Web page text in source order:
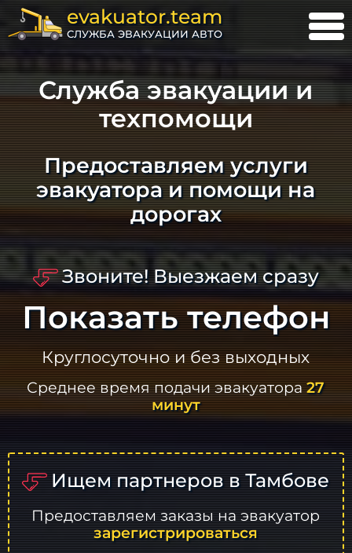
evakuator.team
СЛУЖБА ЭВАКУАЦИИ АВТО
Служба эвакуации и
техпомощи
Предоставляем услуги
эвакуатора и помощи на
дорогах
Звоните! Выезжаем сразу
Показать телефон
Круглосуточно и без выходных
Среднее время подачи эвакуатора27
минут
Ищем партнеров в Тамбове
Предоставляем заказы на эвакуатор
зарегистрироваться